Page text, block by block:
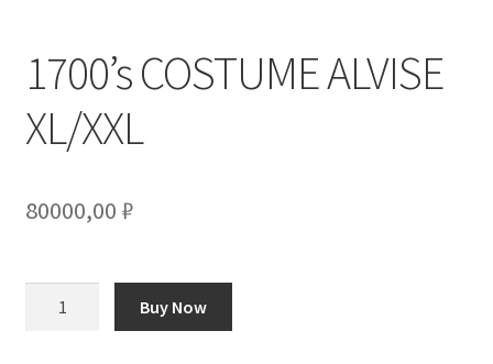
1700’s COSTUME ALVISE
XL/XXL
80000,00 ₽
Buy Now